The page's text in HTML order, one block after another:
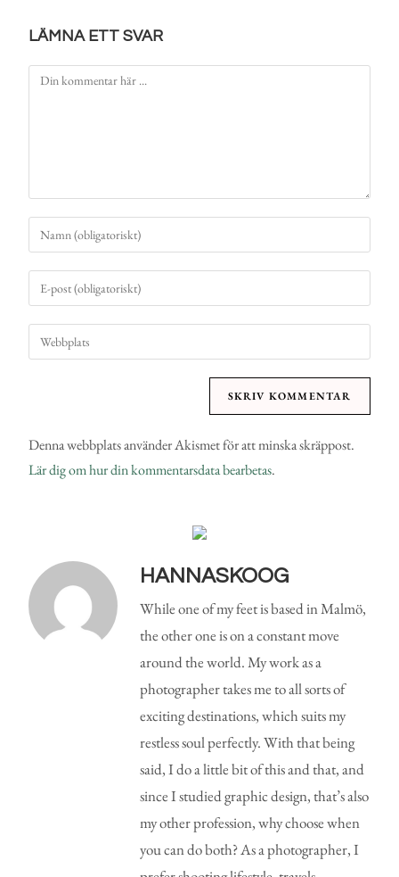
LÄMNA ETT SVAR
Denna webbplats använder Akismet för att minska skräppost.
Lär dig om hur din kommentarsdata bearbetas.
HANNASKOOG
While one of my feet is based in Malmö,
the other one is on a constant move
around the world. My work as a
photographer takes me to all sorts of
exciting destinations, which suits my
restless soul perfectly. With that being
said, I do a little bit of this and that, and
since I studied graphic design, that’s also
my other profession, why choose when
you can do both? As a photographer, I